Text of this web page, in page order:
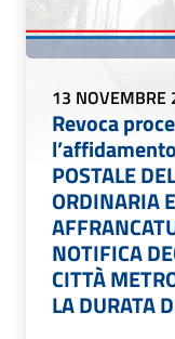
13 NOVEMBRE
Revoca
POSTALE
ORDINARIA
NOTIFICA
CITTÀ
LA DURATA